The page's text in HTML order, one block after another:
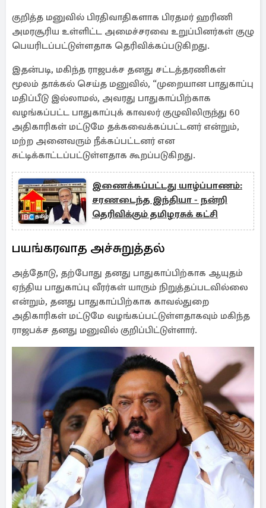
குறித்த மனுவில் பிரதிவாதிகளாக பிரதமர் ஹரிணி
அமரசூரிய உள்ளிட்ட அமைச்சரவை உறுப்பினர்கள் குழு
பெயரிடப்பட்டுள்ளதாக தெரிவிக்கப்படுகிறது.
இதன்படி, மகிந்த ராஜபக்ச தனது சட்டத்தரணிகள்
மூலம் தாக்கல் செய்த மனுவில், “முறையான பாதுகாப்பு
மதிப்பீடு இல்லாமல், அவரது பாதுகாப்பிற்காக
வழங்கப்பட்ட பாதுகாப்புக் காவலர் குழுவிலிருந்து 60
அதிகாரிகள் மட்டுமே தக்கவைக்கப்பட்டனர் என்றும்,
மற்ற அனைவரும் நீக்கப்பட்டனர் என
சுட்டிக்காட்டப்பட்டுள்ளதாக கூறப்படுகிறது.
இணைக்கப்பட்டது யாழ்ப்பாணம்:
சரணடைந்த இந்தியா - நன்றி
தெரிவிக்கும் தமிழரசுக் கட்சி
பயங்கரவாத அச்சுறுத்தல்
அத்தோடு, தற்போது தனது பாதுகாப்பிற்காக ஆயுதம்
ஏந்திய பாதுகாப்பு வீரர்கள் யாரும் நிறுத்தப்படவில்லை
என்றும், தனது பாதுகாப்பிற்காக காவல்துறை
அதிகாரிகள் மட்டுமே வழங்கப்பட்டுள்ளதாகவும் மகிந்த
ராஜபக்ச தனது மனுவில் குறிப்பிட்டுள்ளார்.